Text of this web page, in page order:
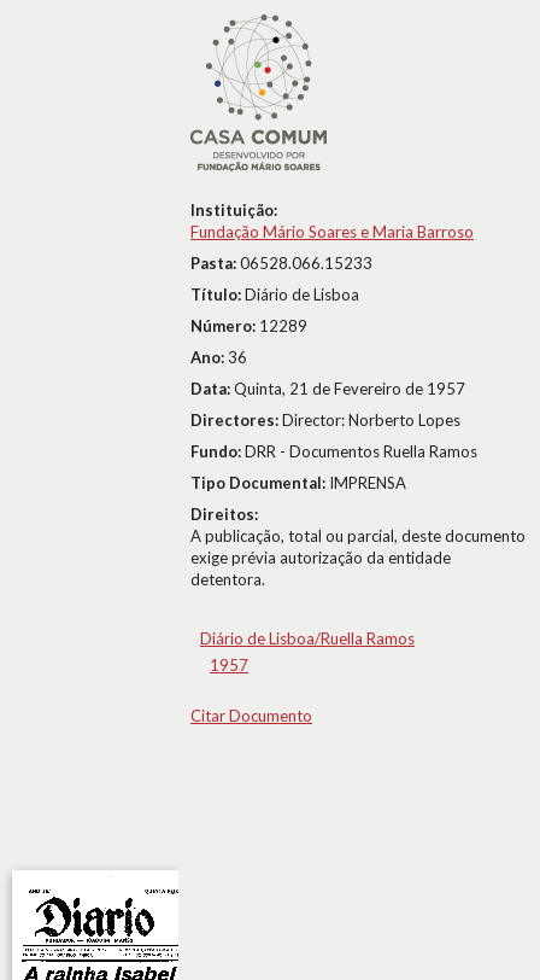
Instituição:
Fundação Mário Soares e Maria Barroso
Pasta:06528.066.15233
Título:Diário de Lisboa
Número: 12289
Ano:36
Data:Quinta, 21 de Fevereiro de 1957
Directores:Director: Norberto Lopes
Fundo:DRR - Documentos Ruella Ramos
Tipo Documental: IMPRENSA
Direitos:
A publicação, total ou parcial, deste documento
exige prévia autorização da entidade
detentora.
Diário de Lisboa/Ruella Ramos
1957
Citar Documento